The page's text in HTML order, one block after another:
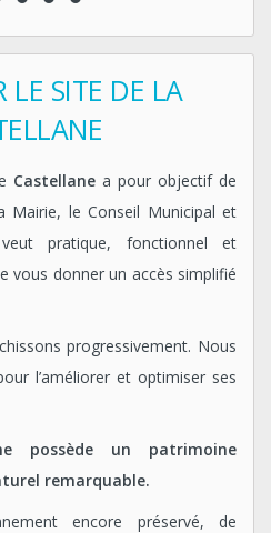
LE SITE DE LA
Castellane a pour objectif de
Mairie, le Conseil Municipal et
pratique, fonctionnel et
vous donner un accès simplifié
progressivement. Nous
l’améliorer et optimiser ses
possède un patrimoine
remarquable.
encore préservé, de